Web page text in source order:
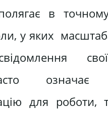
в
у яких
означає
для роботи,